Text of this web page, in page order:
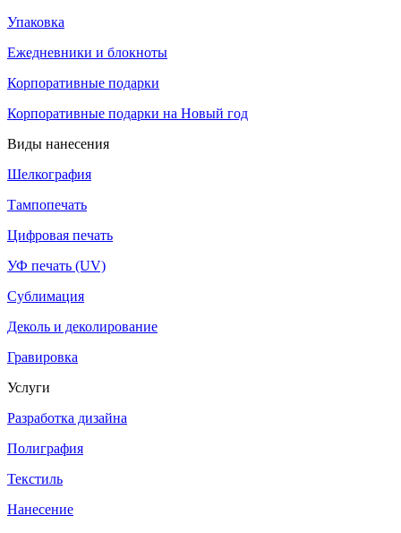
Упаковка
Ежедневники и блокноты
Корпоративные подарки
Корпоративные подарки на Новый год
Виды нанесения
Шелкография
Тампопечать
Цифровая печать
УФ печать (UV)
Сублимация
Деколь и деколирование
Гравировка
Услуги
Разработка дизайна
Полиграфия
Текстиль
Нанесение